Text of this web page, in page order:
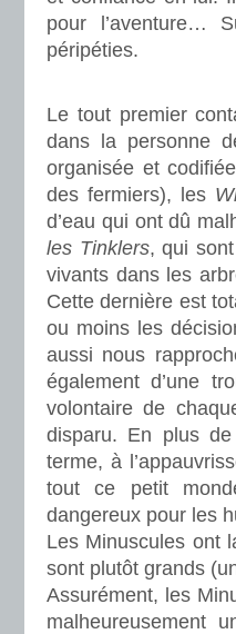
pour l’aventure…
péripéties.
Le tout premier
dans la personne
organisée et
des fermiers), les
d’eau qui ont dû
les Tinklers, qui
vivants dans les
Cette dernière est
ou moins les
aussi nous
également d’une
volontaire de
disparu. En plus
terme, à
tout ce petit
dangereux pour les
Les Minuscules ont
sont plutôt grands
Assurément, les
malheureusement